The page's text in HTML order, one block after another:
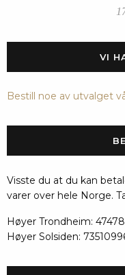
VI
Bestill noe av utvalget
Visste du at du kan
varer over hele Norge.
Høyer Trondheim:
Høyer Solsiden: